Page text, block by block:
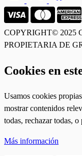
COPYRIGHT© 2025
PROPIETARIA DE
Cookies en
Usamos cookies
mostrar contenidos
todas, rechazar todas,
Más información